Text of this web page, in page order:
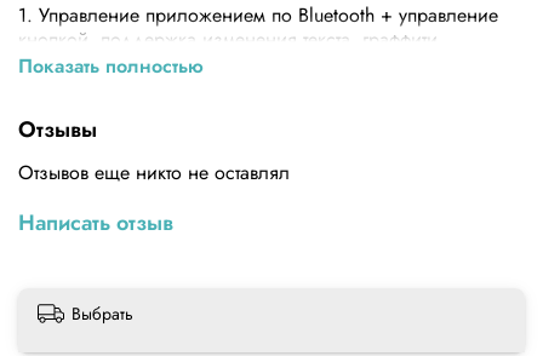
1. Управление приложением по Bluetooth + управление
кнопкой, поддержка изменения текста, граффити,
анимации и другой контент.
испанский, португальский, немецкий, корейский,
зарядку 5 В/2 А для питания устройства, иначе
Показать полностью
Отзывы
Отзывов еще никто не оставлял
Написать отзыв
Выбрать